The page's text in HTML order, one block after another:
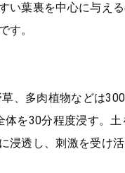
い葉裏を中心に与え
す。
、多肉植物などは300
を30分程度浸す。
浸透し、刺激を受け活